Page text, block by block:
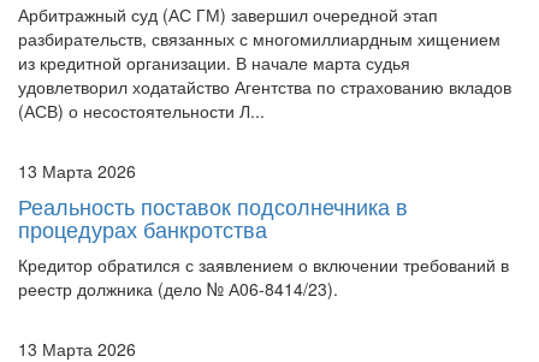
Арбитражный суд (АС ГМ) завершил очередной этап
разбирательств, связанных с многомиллиардным хищением
из кредитной организации. В начале марта судья
удовлетворил ходатайство Агентства по страхованию вкладов
(АСВ) о несостоятельности Л...
13 Марта 2026
Реальность поставок подсолнечника в
процедурах банкротства
Кредитор обратился с заявлением о включении требований в
реестр должника (дело № А06-8414/23).
13 Марта 2026